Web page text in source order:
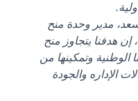
، مدير وحدة منح
إن هدفنا يتجاوز منح
وتمكينها من
الإداره والجودة